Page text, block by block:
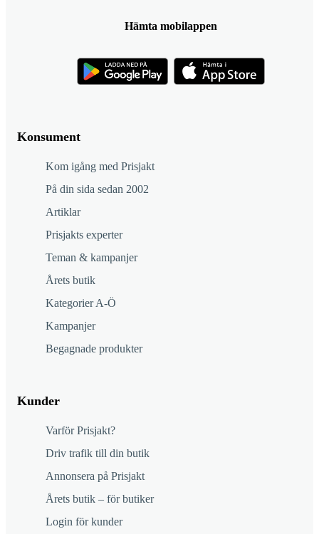
Konsument
Kom igång med Prisjakt
På din sida sedan 2002
Artiklar
Prisjakts experter
Teman & kampanjer
Årets butik
Kategorier A-Ö
Kampanjer
Begagnade produkter
Kunder
Varför Prisjakt?
Driv trafik till din butik
Annonsera på Prisjakt
Årets butik – för butiker
Login för kunder
Hämta mobilappen